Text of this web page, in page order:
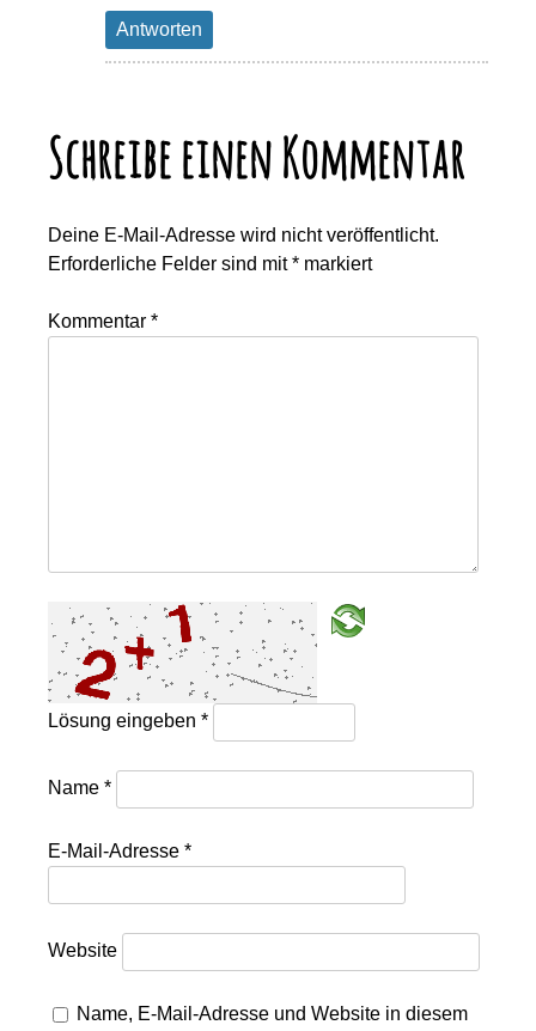
Antworten
Schreibe einen Kommentar
Deine E-Mail-Adresse wird nicht veröffentlicht.
Erforderliche Felder sind mit* markiert
Kommentar*
Lösung eingeben*
Name*
E-Mail-Adresse*
Website
Name, E-Mail-Adresse und Website in diesem